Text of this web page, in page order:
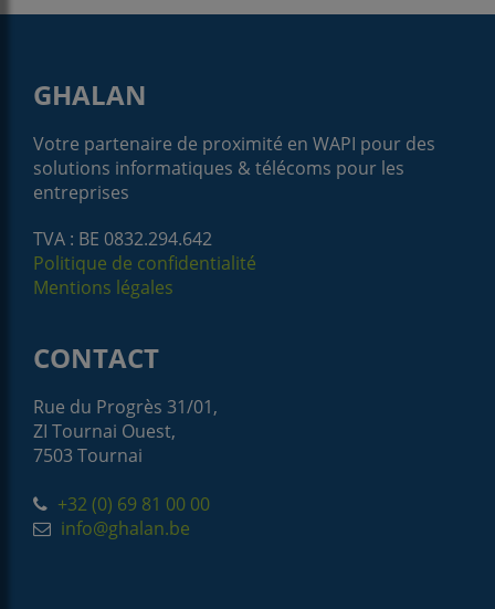
GHALAN
Votre partenaire de proximité en WAPI pour des
solutions informatiques & télécoms pour les
entreprises
TVA : BE 0832.294.642
Politique de confidentialité
Mentions légales
CONTACT
Rue du Progrès 31/01,
ZI Tournai Ouest,
7503 Tournai
+32 (0) 69 81 00 00
info@ghalan.be